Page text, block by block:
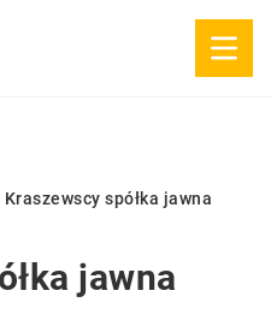
Kraszewscy spółka jawna
jawna